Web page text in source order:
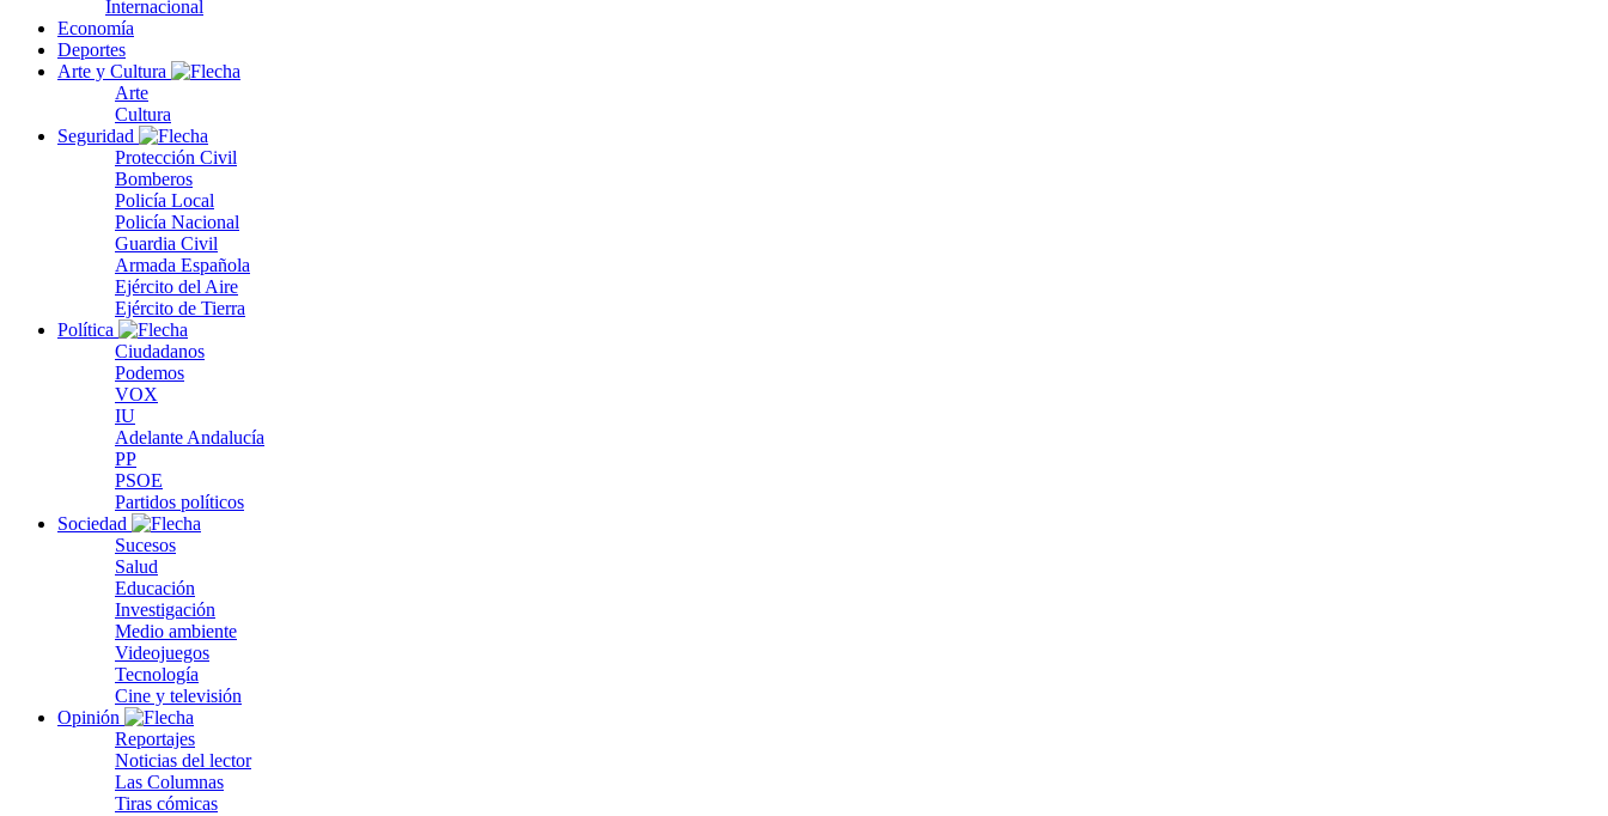
Internacional
Economía
Deportes
Arte y Cultura
Arte
Cultura
Seguridad
Protección Civil
Bomberos
Policía Local
Policía Nacional
Guardia Civil
Armada Española
Ejército del Aire
Ejército de Tierra
Política
Ciudadanos
Podemos
VOX
IU
Adelante Andalucía
PP
PSOE
Partidos políticos
Sociedad
Sucesos
Salud
Educación
Investigación
Medio ambiente
Videojuegos
Tecnología
Cine y televisión
Opinión
Reportajes
Noticias del lector
Las Columnas
Tiras cómicas